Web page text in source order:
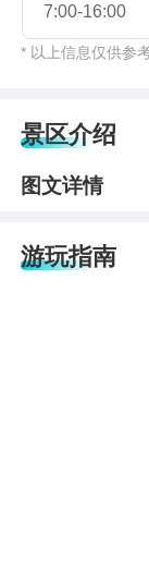
7:00-16:00
* 以上信息仅供参
景区介绍
图文详情
游玩指南